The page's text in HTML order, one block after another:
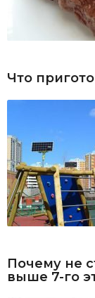
Что
Почему не
выше 7-го